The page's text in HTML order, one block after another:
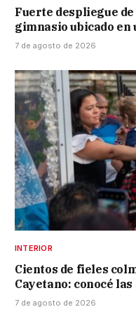
Fuerte despliegue
gimnasio ubicado
7 de agosto de 2026
INTERIOR
Cientos de fieles
Cayetano: conocé
7 de agosto de 2026